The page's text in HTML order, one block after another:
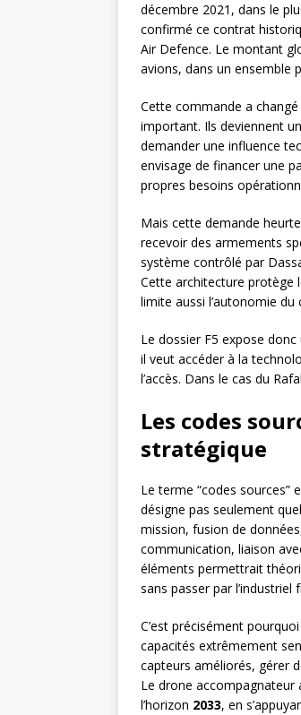
décembre 2021, dans le
confirmé ce contrat
Air Defence. Le montant
avions, dans un ensemble
Cette commande a
important. Ils deviennent
demander une influence
envisage de financer une
propres besoins
Mais cette demande
recevoir des armements
système contrôlé par
Cette architecture protège
limite aussi l’autonomie du
Le dossier F5 expose
il veut accéder à la
l’accès. Dans le cas du
Les codes
stratégique
Le terme “codes sources”
désigne pas seulement
mission, fusion de
communication, liaison
éléments permettrait
sans passer par
C’est précisément
capacités extrêmement
capteurs améliorés, gérer
Le drone accompagnateur
l’horizon 2033, en